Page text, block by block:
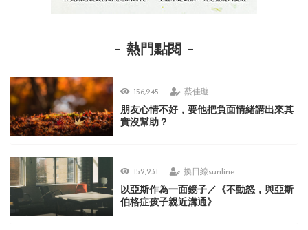
熱門點閱
156,245 蔡佳璇
朋友心情不好，要他把負面情緒講出來其
實沒幫助？
152,231 換日線sunline
以亞斯作為一面鏡子／《不動怒，與亞斯
伯格症孩子親近溝通》